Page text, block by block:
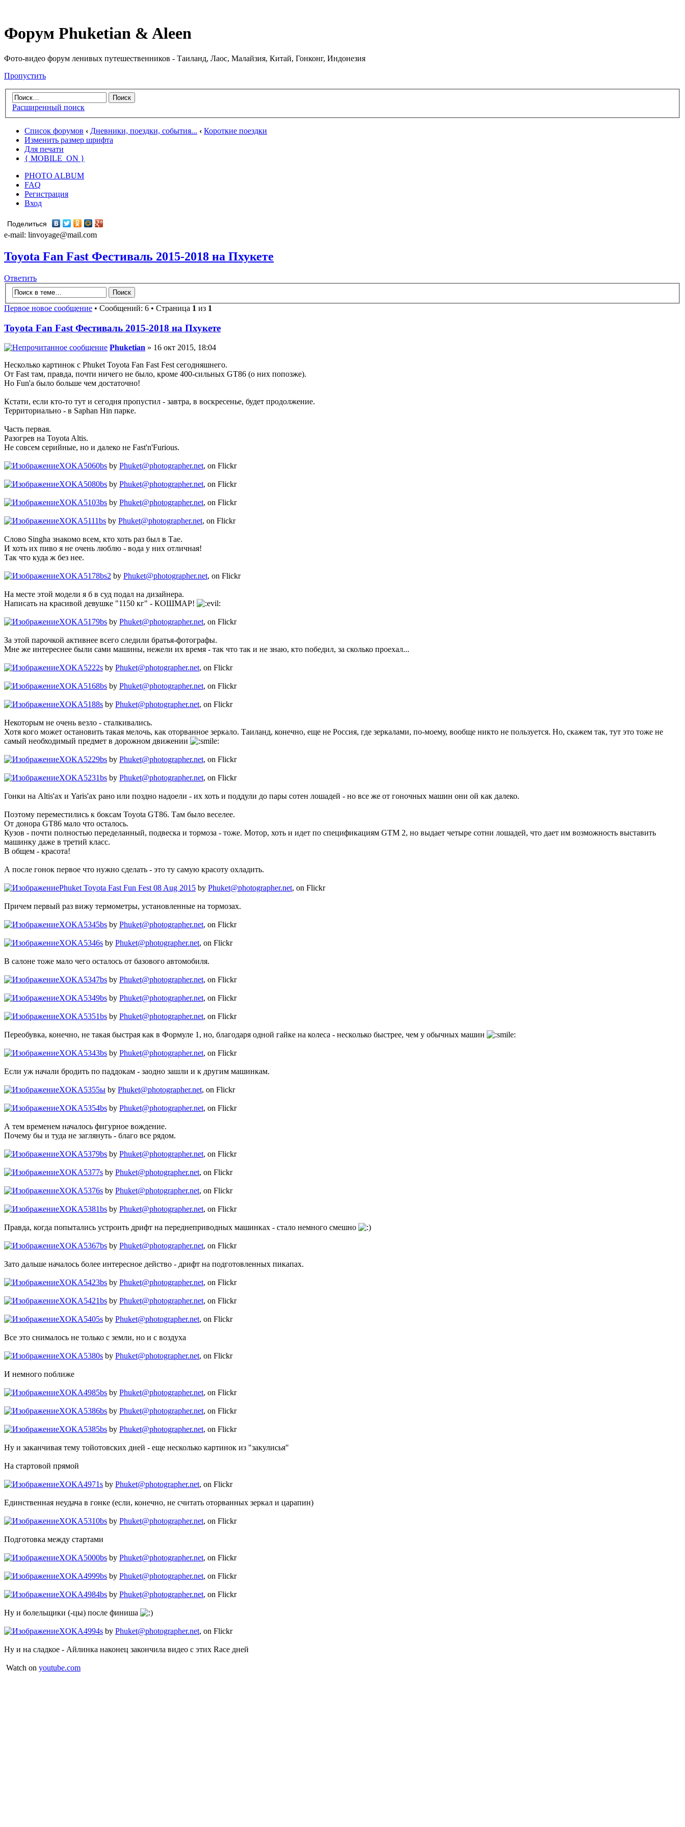
Форум Phuketian & Aleen
Фото-видео форум ленивых путешественников - Таиланд, Лаос, Малайзия, Китай, Гонконг, Индонезия
Пропустить
Расширенный поиск
Список форумов ‹ Дневники, поездки, события... ‹ Короткие поездки
Изменить размер шрифта
Для печати
{ MOBILE_ON }
PHOTO ALBUM
FAQ
Регистрация
Вход
Поделиться
e-mail: linvoyage@mail.com
Toyota Fan Fast Фестиваль 2015-2018 на Пхукете
Ответить
Первое новое сообщение • Сообщений: 6 • Страница 1 из 1
Toyota Fan Fast Фестиваль 2015-2018 на Пхукете
Phuketian » 16 окт 2015, 18:04
Несколько картинок с Phuket Toyota Fan Fast Fest сегодняшнего.
От Fast там, правда, почти ничего не было, кроме 400-сильных GT86 (о них попозже).
Но Fun'а было больше чем достаточно!
Кстати, если кто-то тут и сегодня пропустил - завтра, в воскресенье, будет продолжение.
Территориально - в Saphan Hin парке.
Часть первая.
Разогрев на Toyota Altis.
Не совсем серийные, но и далеко не Fast'n'Furious.
XOKA5060bs by Phuket@photographer.net, on Flickr
XOKA5080bs by Phuket@photographer.net, on Flickr
XOKA5103bs by Phuket@photographer.net, on Flickr
XOKA5111bs by Phuket@photographer.net, on Flickr
Слово Singha знакомо всем, кто хоть раз был в Тае.
И хоть их пиво я не очень люблю - вода у них отличная!
Так что куда ж без нее.
XOKA5178bs2 by Phuket@photographer.net, on Flickr
На месте этой модели я б в суд подал на дизайнера.
Написать на красивой девушке "1150 кг" - КОШМАР!
XOKA5179bs by Phuket@photographer.net, on Flickr
За этой парочкой активнее всего следили братья-фотографы.
Мне же интереснее были сами машины, нежели их время - так что так и не знаю, кто победил, за сколько проехал...
XOKA5222s by Phuket@photographer.net, on Flickr
XOKA5168bs by Phuket@photographer.net, on Flickr
XOKA5188s by Phuket@photographer.net, on Flickr
Некоторым не очень везло - сталкивались.
Хотя кого может остановить такая мелочь, как оторванное зеркало. Таиланд, конечно, еще не Россия, где зеркалами, по-моему, вообще никто не пользуется. Но, скажем так, тут это тоже не
самый необходимый предмет в дорожном движении
XOKA5229bs by Phuket@photographer.net, on Flickr
XOKA5231bs by Phuket@photographer.net, on Flickr
Гонки на Altis'ах и Yaris'ах рано или поздно надоели - их хоть и поддули до пары сотен лошадей - но все же от гоночных машин они ой как далеко.
Поэтому переместились к боксам Toyota GT86. Там было веселее.
От донора GT86 мало что осталось.
Кузов - почти полностью переделанный, подвеска и тормоза - тоже. Мотор, хоть и идет по спецификациям GTM 2, но выдает четыре сотни лошадей, что дает им возможность выставить
машинку даже в третий класс.
В общем - красота!
А после гонок первое что нужно сделать - это ту самую красоту охладить.
Phuket Toyota Fast Fun Fest 08 Aug 2015 by Phuket@photographer.net, on Flickr
Причем первый раз вижу термометры, установленные на тормозах.
XOKA5345bs by Phuket@photographer.net, on Flickr
XOKA5346s by Phuket@photographer.net, on Flickr
В салоне тоже мало чего осталось от базового автомобиля.
XOKA5347bs by Phuket@photographer.net, on Flickr
XOKA5349bs by Phuket@photographer.net, on Flickr
XOKA5351bs by Phuket@photographer.net, on Flickr
Переобувка, конечно, не такая быстрая как в Формуле 1, но, благодаря одной гайке на колеса - несколько быстрее, чем у обычных машин
XOKA5343bs by Phuket@photographer.net, on Flickr
Если уж начали бродить по паддокам - заодно зашли и к другим машинкам.
XOKA5355ы by Phuket@photographer.net, on Flickr
XOKA5354bs by Phuket@photographer.net, on Flickr
А тем временем началось фигурное вождение.
Почему бы и туда не заглянуть - благо все рядом.
XOKA5379bs by Phuket@photographer.net, on Flickr
XOKA5377s by Phuket@photographer.net, on Flickr
XOKA5376s by Phuket@photographer.net, on Flickr
XOKA5381bs by Phuket@photographer.net, on Flickr
Правда, когда попытались устроить дрифт на переднеприводных машинках - стало немного смешно
XOKA5367bs by Phuket@photographer.net, on Flickr
Зато дальше началось более интересное действо - дрифт на подготовленных пикапах.
XOKA5423bs by Phuket@photographer.net, on Flickr
XOKA5421bs by Phuket@photographer.net, on Flickr
XOKA5405s by Phuket@photographer.net, on Flickr
Все это снималось не только с земли, но и с воздуха
XOKA5380s by Phuket@photographer.net, on Flickr
И немного поближе
XOKA4985bs by Phuket@photographer.net, on Flickr
XOKA5386bs by Phuket@photographer.net, on Flickr
XOKA5385bs by Phuket@photographer.net, on Flickr
Ну и заканчивая тему тойотовских дней - еще несколько картинок из "закулисья"
На стартовой прямой
XOKA4971s by Phuket@photographer.net, on Flickr
Единственная неудача в гонке (если, конечно, не считать оторванных зеркал и царапин)
XOKA5310bs by Phuket@photographer.net, on Flickr
Подготовка между стартами
XOKA5000bs by Phuket@photographer.net, on Flickr
XOKA4999bs by Phuket@photographer.net, on Flickr
XOKA4984bs by Phuket@photographer.net, on Flickr
Ну и болельщики (-цы) после финиша
XOKA4994s by Phuket@photographer.net, on Flickr
Ну и на сладкое - Айлинка наконец закончила видео с этих Race дней
Watch on youtube.com